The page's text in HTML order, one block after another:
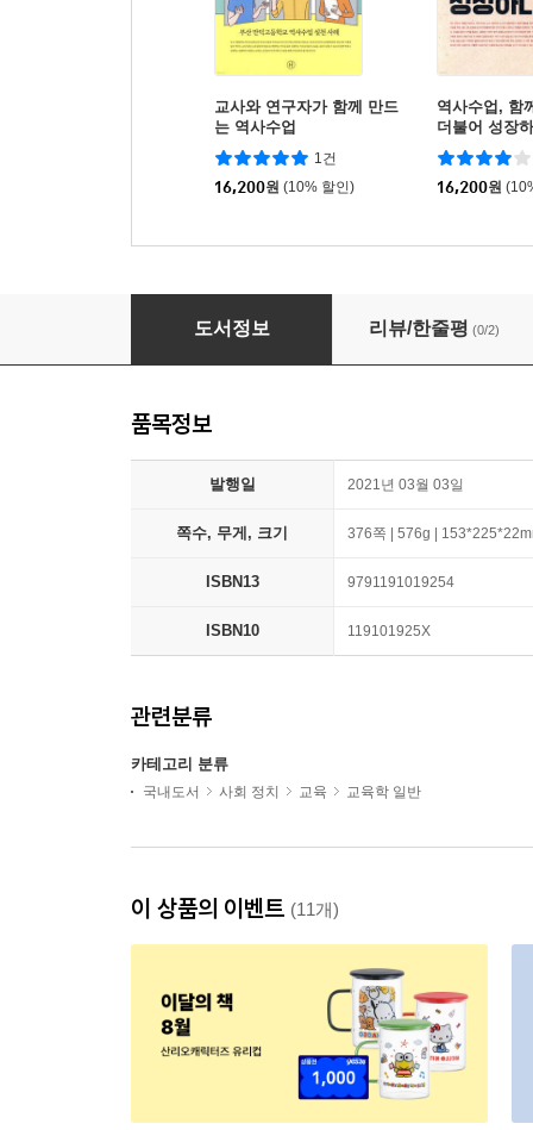
교사와 연구자가 함께 만드
는 역사수업
1건
16,200원 (10% 할인)
역사수업, 함
더불어 성장
16,200원
역사수업 살림
도서정보 리뷰/한줄평 (0/2)
품목정보
발행일 2021년 03월 03일
쪽수, 무게, 크기 376쪽 | 576g |
ISBN13 9791191019254
ISBN10 119101925X
관련분류
카테고리 분류
국내도서 사회 정치 교육 교육학 일반
이 상품의 이벤트 (11개)